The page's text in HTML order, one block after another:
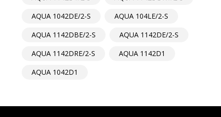
AQUA 1042DE/2-S
AQUA 104LE/2-S
AQUA 1142DBE/2-S
AQUA 1142DE/2-S
AQUA 1142DRE/2-S
AQUA 1142D1
AQUA 1042D1